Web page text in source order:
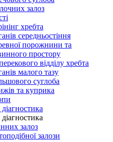
залоз
хребта
середньостіння
порожнини та
простору
відділу хребта
малого тазу
суглоба
та куприка
залоз
залози